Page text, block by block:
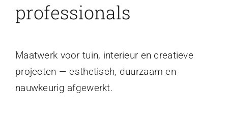
professionals
Maatwerk voor tuin, interieur en creatieve
projecten — esthetisch, duurzaam en
nauwkeurig afgewerkt.